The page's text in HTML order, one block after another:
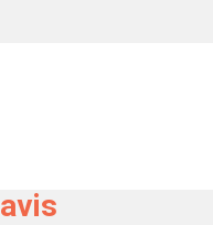
avis